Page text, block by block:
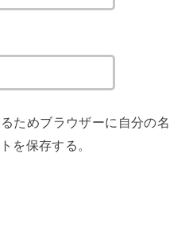
ためブラウザーに自分の名
を保存する。